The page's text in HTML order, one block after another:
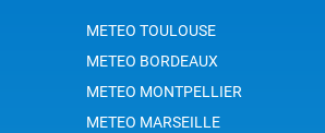
METEO TOULOUSE
METEO BORDEAUX
METEO MONTPELLIER
METEO MARSEILLE